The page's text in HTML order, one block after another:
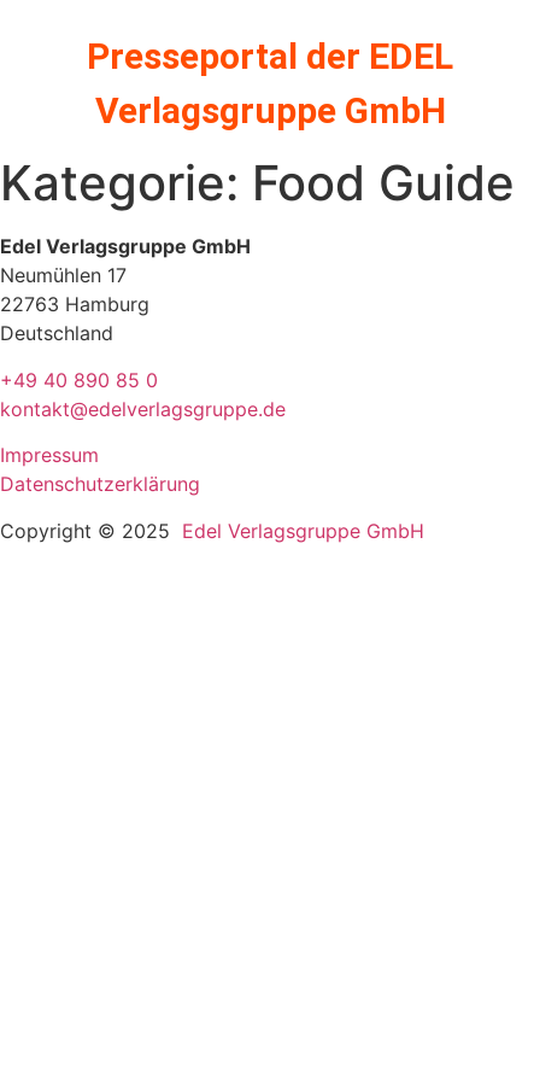
Presseportal der EDEL
Verlagsgruppe GmbH
Kategorie: Food Guide
Edel Verlagsgruppe GmbH
Neumühlen 17
22763 Hamburg
Deutschland
+49 40 890 85 0
kontakt@edelverlagsgruppe.de
Impressum
Datenschutzerklärung
Copyright © 2025 Edel Verlagsgruppe GmbH